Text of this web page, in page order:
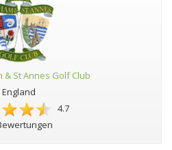
& St Annes Golf Club
England
4.7